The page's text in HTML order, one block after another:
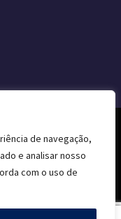
de navegação,
e analisar nosso
com o uso de